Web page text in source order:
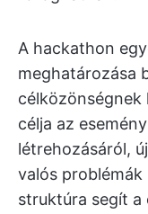
A hackathon
meghatározása
célközönségnek
célja az
létrehozásáról,
valós problémák
struktúra segít a